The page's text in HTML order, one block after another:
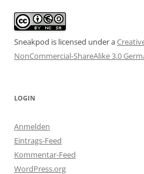
Sneakpod is licensed under a
NonCommercial-ShareAlike 3.0
LOGIN
Anmelden
Eintrags-Feed
Kommentar-Feed
WordPress.org